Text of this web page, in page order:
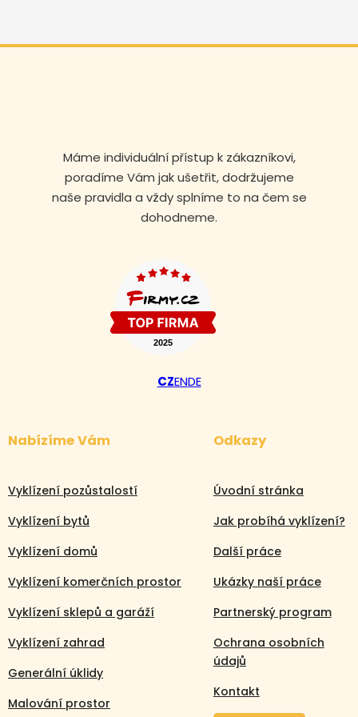
Máme individuální přístup k zákazníkovi,
poradíme Vám jak ušetřit, dodržujeme
naše pravidla a vždy splníme to na čem se
dohodneme.
CZENDE
Nabízíme Vám
Vyklízení pozůstalostí
Vyklízení bytů
Vyklízení domů
Vyklízení komerčních prostor
Vyklízení sklepů a garáží
Vyklízení zahrad
Generální úklidy
Malování prostor
Odkazy
Úvodní stránka
Jak probíhá vyklízení?
Další práce
Ukázky naší práce
Partnerský program
Ochrana osobních
údajů
Kontakt